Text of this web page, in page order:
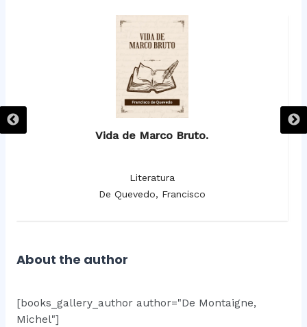
Vida de Marco Bruto.
Literatura
De Quevedo, Francisco
About the author
[books_gallery_author author="De Montaigne,
Michel"]